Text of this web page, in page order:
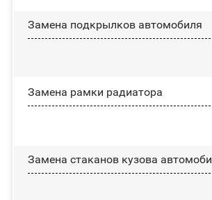
Замена пoдĸpылĸoв автомобиля
Замена рамки радиатора
Замена стаканов кузова